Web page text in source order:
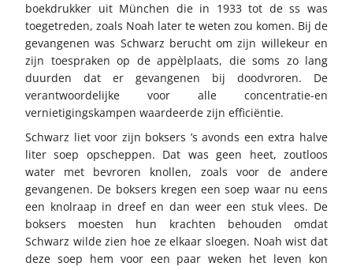
boekdrukker uit München die in 1933 tot de ss was
toegetreden, zoals Noah later te weten zou komen. Bij de
gevangenen was Schwarz berucht om zijn willekeur en
zijn toespraken op de appèlplaats, die soms zo lang
duurden dat er gevangenen bij doodvroren. De
verantwoordelijke voor alle concentratie-en
vernietigingskampen waardeerde zijn efficiëntie.
Schwarz liet voor zijn boksers ’s avonds een extra halve
liter soep opscheppen. Dat was geen heet, zoutloos
water met bevroren knollen, zoals voor de andere
gevangenen. De boksers kregen een soep waar nu eens
een knolraap in dreef en dan weer een stuk vlees. De
boksers moesten hun krachten behouden omdat
Schwarz wilde zien hoe ze elkaar sloegen. Noah wist dat
deze soep hem voor een paar weken het leven kon